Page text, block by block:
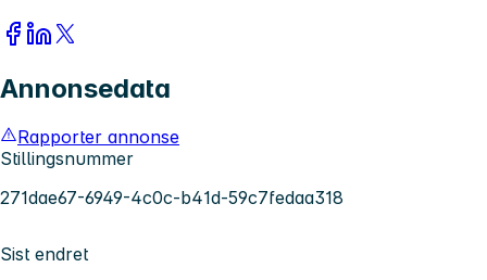
Annonsedata
Rapporter annonse
Stillingsnummer
271dae67-6949-4c0c-b41d-59c7fedaa318
Sist endret